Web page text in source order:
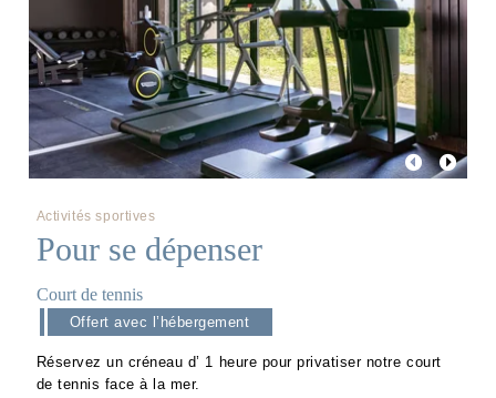
Activités sportives
Pour se dépenser
Court de tennis
Offert avec l’hébergement
Réservez un créneau d’ 1 heure pour privatiser notre court
de tennis face à la mer.